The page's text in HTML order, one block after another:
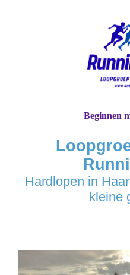
Hardlopen in
kleine
Beginnen